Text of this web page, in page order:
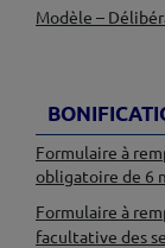
Modèle –
Formulaire à
obligatoire de 6
Formulaire à
facultative des